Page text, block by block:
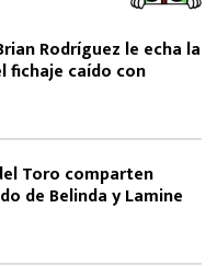
Rodríguez le echa la
fichaje caído con
Toro comparten
de Belinda y Lamine